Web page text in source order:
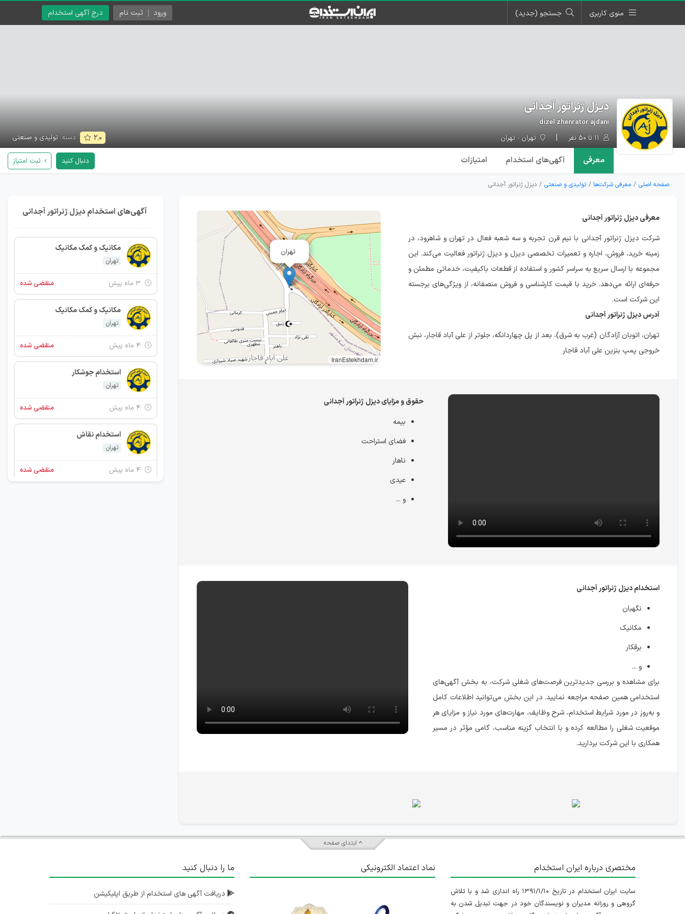
منوی کاربری جستجو (جدید) درج آگهی استخدام ورود ثبت نام
دیزل ژنراتور آجدانی
dizel zhenrator ajdani
تهران - تهران ۲.۰ دسته: تولیدی و صنعتی
معرفی آگهی‌های استخدام امتیازات دنبال کنید ثبت امتیاز
صفحه اصلی معرفی شرکت‌ها تولیدی و صنعتی دیزل ژنراتور آجدانی
معرفی دیزل ژنراتور آجدانی
شرکت دیزل ژنراتور آجدانی با نیم قرن تجربه و سه شعبه فعال در تهران و شاهرود، در
زمینه خرید، فروش، اجاره و تعمیرات تخصصی دیزل و دیزل ژنراتور فعالیت می‌کند. این
مجموعه با ارسال سریع به سراسر کشور و استفاده از قطعات باکیفیت، خدماتی مطمئن و
حرفه‌ای ارائه می‌دهد. خرید با قیمت کارشناسی و فروش منصفانه، از ویژگی‌های برجسته
این شرکت است.
آدرس دیزل ژنراتور آجدانی
تهران، اتوبان آزادگان (غرب به شرق)، بعد از پل چهاردانگه، جلوتر از علی آباد قاجار، نبش
خروجی پمپ بنزین علی آباد قاجار
تهران
IranEstekhdam.ir
حقوق و مزایای دیزل ژنراتور آجدانی
بیمه
فضای استراحت
ناهار
عیدی
و ...
استخدام دیزل ژنراتور آجدانی
نگهبان
مکانیک
برقکار
و ...
برای مشاهده و بررسی جدیدترین فرصت‌های شغلی شرکت، به بخش آگهی‌های
استخدامی همین صفحه مراجعه نمایید. در این بخش می‌توانید اطلاعات کامل
و به‌روز در مورد شرایط استخدام، شرح وظایف، مهارت‌های مورد نیاز و مزایای هر
موقعیت شغلی را مطالعه کرده و با انتخاب گزینه مناسب، گامی مؤثر در مسیر
همکاری با این شرکت بردارید.
آگهی‌های استخدام دیزل ژنراتور آجدانی
مکانیک و کمک مکانیک
تهران
منقضی شده
مکانیک و کمک مکانیک
تهران
منقضی شده
استخدام جوشکار
تهران
منقضی شده
استخدام نقاش
تهران
منقضی شده
ابتدای صفحه
مختصری درباره ایران استخدام
سایت ایران استخدام در تاریخ ۱۳۹۱/۱/۱۰ راه اندازی شد و با تلاش
گروهی و روزانه مدیران و نویسندگان خود در جهت تبدیل شدن به
نماد اعتماد الکترونیکی ما را دنبال کنید
دریافت آگهی های استخدام از طریق اپلیکیشن